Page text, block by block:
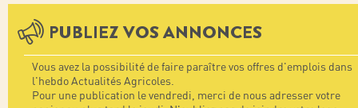
PUBLIEZ VOS ANNONCES
Vous avez la possibilité de faire paraître vos offres d'emplois dans
l'hebdo Actualités Agricoles.
Pour une publication le vendredi, merci de nous adresser votre